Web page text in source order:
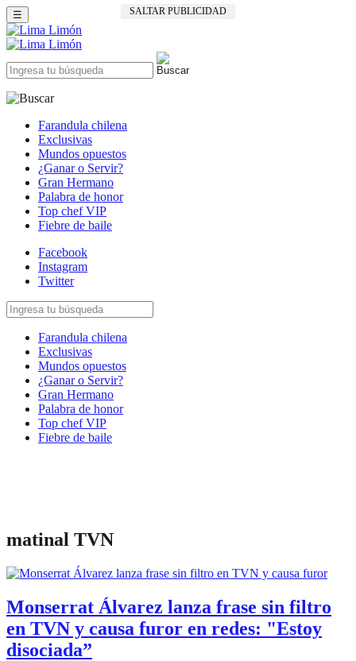
SALTAR PUBLICIDAD
☰
Farandula chilena
Exclusivas
Mundos opuestos
¿Ganar o Servir?
Gran Hermano
Palabra de honor
Top chef VIP
Fiebre de baile
Facebook
Instagram
Twitter
Farandula chilena
Exclusivas
Mundos opuestos
¿Ganar o Servir?
Gran Hermano
Palabra de honor
Top chef VIP
Fiebre de baile
matinal TVN
Monserrat Álvarez lanza frase sin filtro
en TVN y causa furor en redes: "Estoy
disociada”